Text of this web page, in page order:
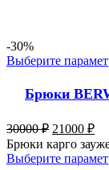
-30%
Выберите
Брюки
30000₽ 21000 ₽
Брюки карго
Выберите